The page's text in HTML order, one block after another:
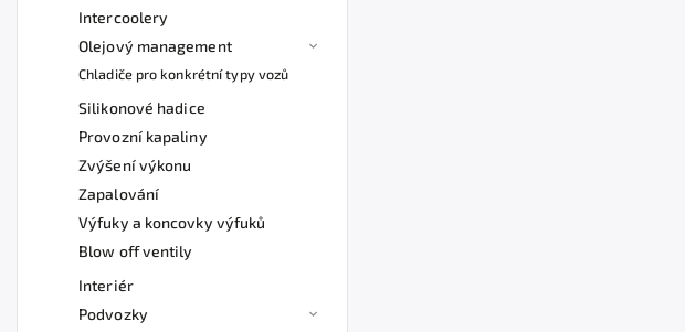
Intercoolery
Olejový management
Chladiče pro konkrétní typy vozů
Silikonové hadice
Provozní kapaliny
Zvýšení výkonu
Zapalování
Výfuky a koncovky výfuků
Blow off ventily
Interiér
Podvozky